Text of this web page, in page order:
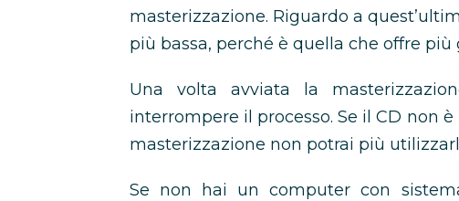
masterizzazione. Riguardo a
più bassa, perché è quella che offre
Una volta avviata la
interrompere il processo. Se il CD non
masterizzazione non potrai più
Se non hai un computer con